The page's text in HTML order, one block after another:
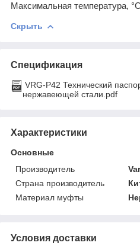
Максимальная температура,
Скрыть
Спецификация
VRG-P42 Технический
нержавеющей стали.pdf
Характеристики
Основные
Производитель
Страна производитель
Материал муфты
Условия доставки